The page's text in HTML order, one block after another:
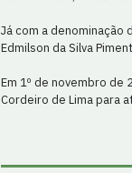
Já com a denominação
Edmilson da Silva
Em 1º de novembro de
Cordeiro de Lima para